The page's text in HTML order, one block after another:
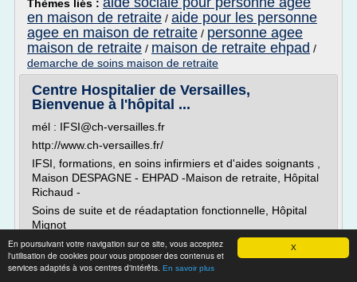
X
En poursuivant votre navigation sur ce site, vous acceptez
l'utilisation de cookies pour vous proposer des contenus et
services adaptés à vos centres d'intérêts. En savoir plus
Thèmes liés :
en maison de retraite / aide pour les personne
agee en maison de retraite / personne agee
maison de retraite / maison de retraite ehpad /
demarche de soins maison de retraite
Centre Hospitalier de Versailles,
Bienvenue à l'hôpital ...
mél : IFSI@ch-versailles.fr
http://www.ch-versailles.fr/
IFSI, formations, en soins infirmiers et d'aides soignants ,
Maison DESPAGNE - EHPAD -Maison de retraite, Hôpital
Richaud -
Soins de suite et de réadaptation fonctionnelle, Hôpital
Mignot
Consultations et hospitalisation de patients
M.C.O.,Psychiatrie,Urgences, SAMU 78, SMUR de
Versailles